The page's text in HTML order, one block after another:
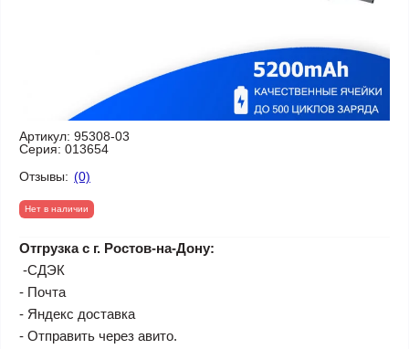
Артикул: 95308-03
Серия: 013654
Отзывы: (0)
Нет в наличии
Отгрузка с г. Ростов-на-Дону:
-СДЭК
- Почта
- Яндекс доставка
- Отправить через авито.